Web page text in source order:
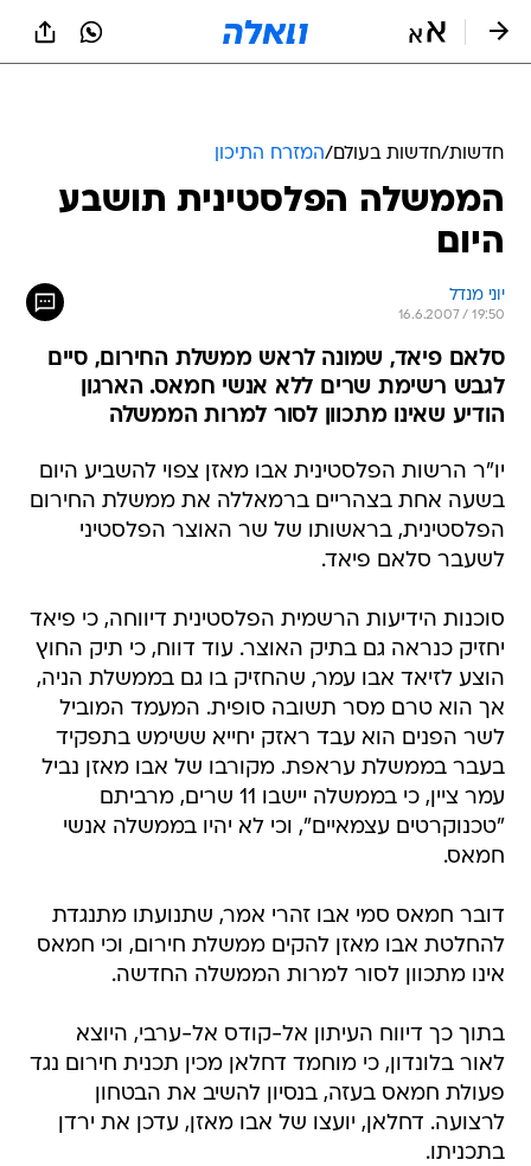
חדשות/חדשות בעולם/המזרח התיכון
הממשלה הפלסטינית תושבע
היום
יוני מנדל
16.6.2007 / 19:50
סלאם פיאד, שמונה לראש ממשלת החירום, סיים
לגבש רשימת שרים ללא אנשי חמאס. הארגון
הודיע שאינו מתכוון לסור למרות הממשלה
יו"ר הרשות הפלסטינית אבו מאזן צפוי להשביע היום
בשעה אחת בצהריים ברמאללה את ממשלת החירום
הפלסטינית, בראשותו של שר האוצר הפלסטיני
לשעבר סלאם פיאד.
סוכנות הידיעות הרשמית הפלסטינית דיווחה, כי פיאד
יחזיק כנראה גם בתיק האוצר. עוד דווח, כי תיק החוץ
הוצע לזיאד אבו עמר, שהחזיק בו גם בממשלת הניה,
אך הוא טרם מסר תשובה סופית. המעמד המוביל
לשר הפנים הוא עבד ראזק יחייא ששימש בתפקיד
בעבר בממשלת עראפת. מקורבו של אבו מאזן נביל
עמר ציין, כי בממשלה יישבו 11 שרים, מרביתם
"טכנוקרטים עצמאיים", וכי לא יהיו בממשלה אנשי
חמאס.
דובר חמאס סמי אבו זהרי אמר, שתנועתו מתנגדת
להחלטת אבו מאזן להקים ממשלת חירום, וכי חמאס
אינו מתכוון לסור למרות הממשלה החדשה.
בתוך כך דיווח העיתון אל-קודס אל-ערבי, היוצא
לאור בלונדון, כי מוחמד דחלאן מכין תכנית חירום נגד
פעולת חמאס בעזה, בנסיון להשיב את הבטחון
לרצועה. דחלאן, יועצו של אבו מאזן, עדכן את ירדן
בתכניתו.